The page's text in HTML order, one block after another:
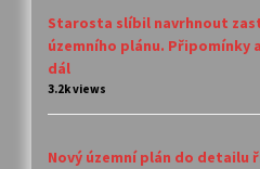
Starosta slíbil navrhnout
územního plánu. Připomínky
dál
3.2k views
Nový územní plán do detailu